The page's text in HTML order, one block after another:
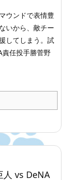
ウンドで表情豊
いから、敵チー
してしまう。 試
責任投手勝菅野
人 vs DeNA